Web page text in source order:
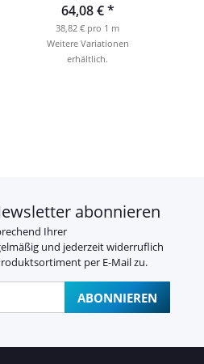
64,08 €*
38,82 € pro 1 m
Weitere Variationen
erhältlich.
abonnieren
Ihrer
und jederzeit widerruflich
per E-Mail zu.
ABONNIEREN